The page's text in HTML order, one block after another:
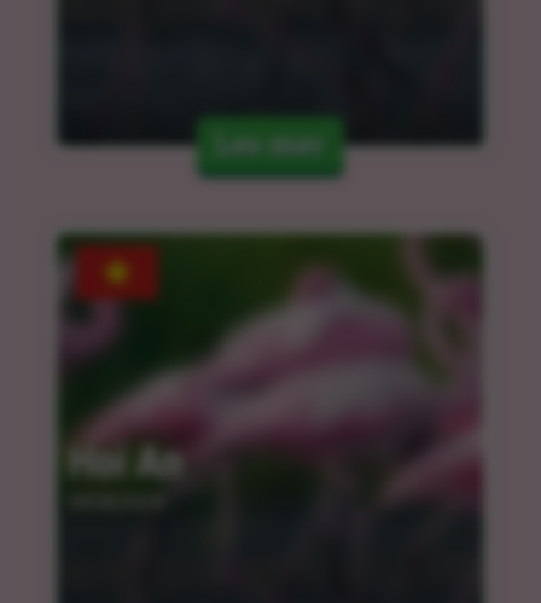
Les mer
Hoi An